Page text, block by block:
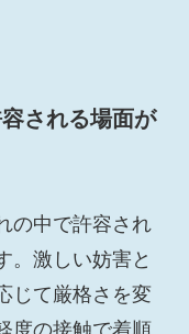
される場面が
の中で許容され
。激しい妨害と
じて厳格さを変